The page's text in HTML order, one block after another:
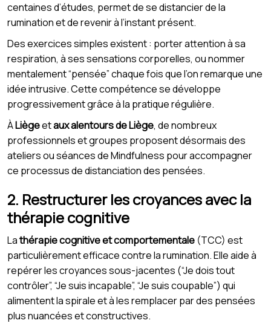
centaines d’études, permet de se distancier de la
rumination et de revenir à l’instant présent.
Des exercices simples existent : porter attention à sa
respiration, à ses sensations corporelles, ou nommer
mentalement “pensée” chaque fois que l’on remarque une
idée intrusive. Cette compétence se développe
progressivement grâce à la pratique régulière.
ÀLiègeetaux alentours de Liège, de nombreux
professionnels et groupes proposent désormais des
ateliers ou séances de Mindfulness pour accompagner
ce processus de distanciation des pensées.
2. Restructurer les croyances avec la
thérapie cognitive
Lathérapie cognitive et comportementale (TCC) est
particulièrement efficace contre la rumination. Elle aide à
repérer les croyances sous-jacentes (“Je dois tout
contrôler”, “Je suis incapable”, “Je suis coupable”) qui
alimentent la spirale et à les remplacer par des pensées
plus nuancées et constructives.